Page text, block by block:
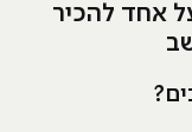
אחד להכיר